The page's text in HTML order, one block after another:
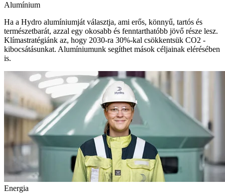
Alumínium
Ha a Hydro alumíniumját választja, ami erős, könnyű, tartós és
természetbarát, azzal egy okosabb és fenntarthatóbb jövő része lesz.
Klímastratégiánk az, hogy 2030-ra 30%-kal csökkentsük CO2 -
kibocsátásunkat. Alumíniumunk segíthet mások céljainak elérésében
is.
Energia